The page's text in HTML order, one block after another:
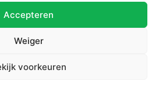
Accepteren
Weiger
voorkeuren